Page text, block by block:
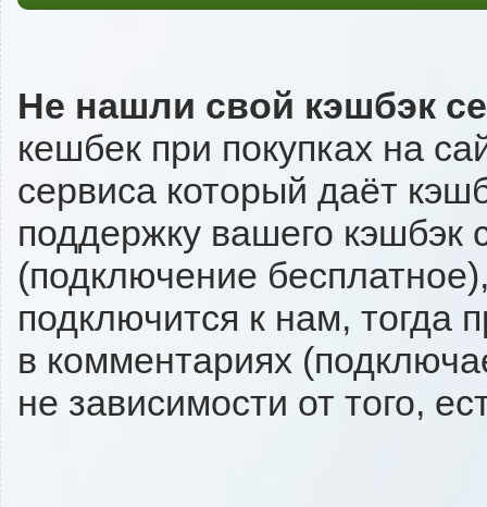
Не нашли свой кэшбэк
кешбек при покупках на
сервиса который даёт
поддержку вашего кэшбэк
(подключение
подключится к нам, тогда
в комментариях
не зависимости от того,